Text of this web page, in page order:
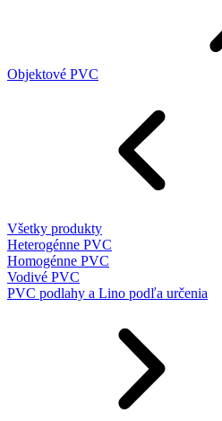
Objektové PVC
Všetky produkty
Heterogénne PVC
Homogénne PVC
Vodivé PVC
PVC podlahy a Lino podľa určenia